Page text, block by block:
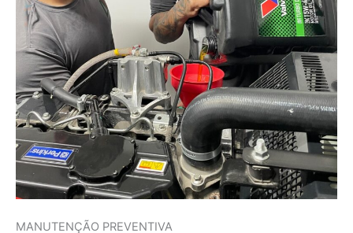
MANUTENÇÃO PREVENTIVA